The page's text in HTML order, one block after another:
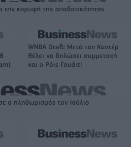
κορυφή της αποδοτικότητας
WNBA Draft: Μετά τον Καντέρ
θέλει να δηλώσει συμμετοχή
και ο Ρόις Γουάιτ!
ο πληθωρισμός τον Ιούλιο